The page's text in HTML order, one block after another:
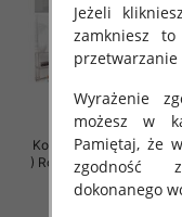
Komplet damskie
) Roz Standard , Mix
Jeżeli
zamkniesz
przetwarzanie
Wyrażenie
możesz w
Pamiętaj, że
zgodność
dokonanego